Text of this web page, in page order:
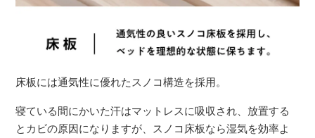
床板には通気性に優れたスノコ構造を採用。
寝ている間にかいた汗はマットレスに吸収され、放置する
とカビの原因になりますが、スノコ床板なら湿気を効率よ